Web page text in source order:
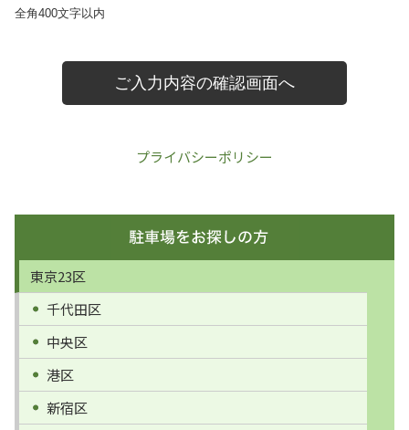
プライバシーポリシー
東京23区
千代田区
中央区
港区
新宿区